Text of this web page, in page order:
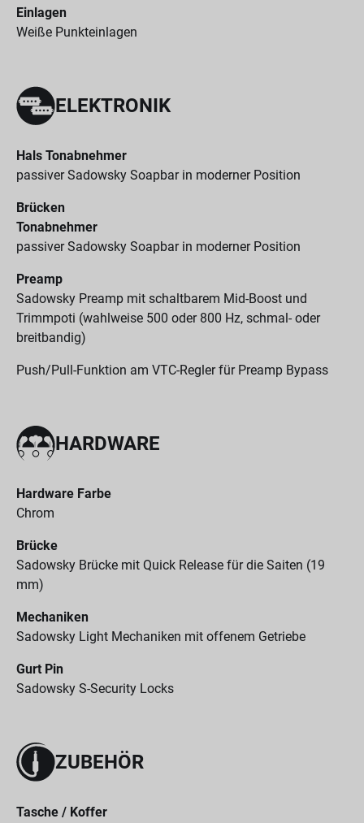
Einlagen
Weiße Punkteinlagen
ELEKTRONIK
Hals Tonabnehmer
passiver Sadowsky Soapbar in moderner Position
Brücken
Tonabnehmer
passiver Sadowsky Soapbar in moderner Position
Preamp
Sadowsky Preamp mit schaltbarem Mid-Boost und
Trimmpoti (wahlweise 500 oder 800 Hz, schmal- oder
breitbandig)
Push/Pull-Funktion am VTC-Regler für Preamp Bypass
HARDWARE
Hardware Farbe
Chrom
Brücke
Sadowsky Brücke mit Quick Release für die Saiten (19
mm)
Mechaniken
Sadowsky Light Mechaniken mit offenem Getriebe
Gurt Pin
Sadowsky S-Security Locks
ZUBEHÖR
Tasche / Koffer